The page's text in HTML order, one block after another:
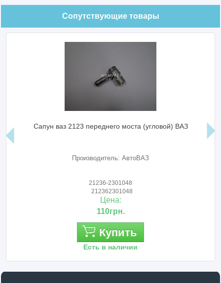
Сопутствующие товары
Сапун ваз 2123 переднего моста (угловой) ВАЗ
Производитель: АвтоВАЗ
21236-2301048
212362301048
Цена:
110грн.
Купить
Есть в наличии